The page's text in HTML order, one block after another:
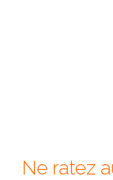
Ne ratez